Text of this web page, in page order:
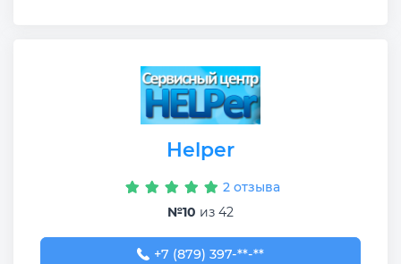
Helper
2 отзыва
№10 из 42
+7 (879) 397-37-28
+7 (879) 397-**-**